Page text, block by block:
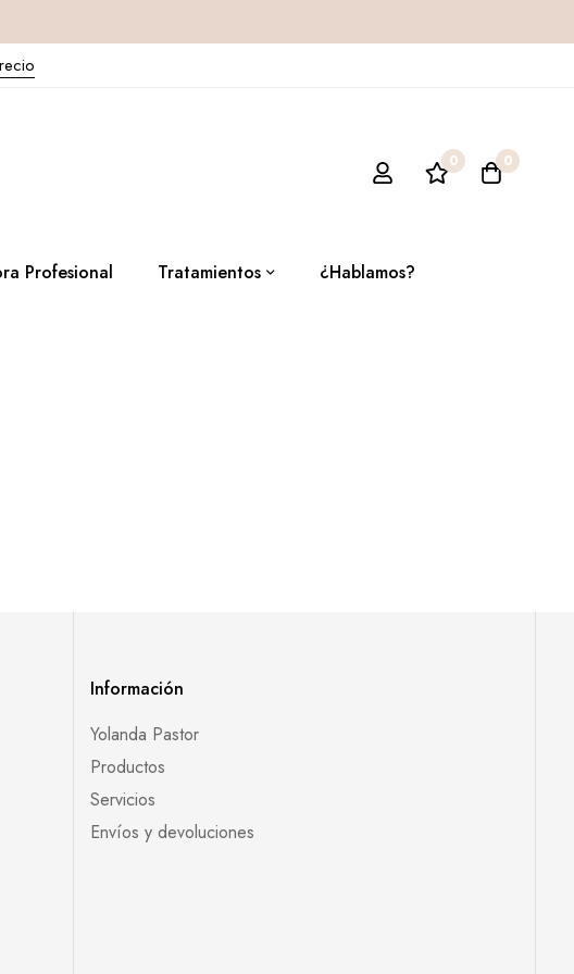
0 0
Profesional Tratamientos ¿Hablamos?
Información
Yolanda Pastor
Productos
Servicios
Envíos y devoluciones